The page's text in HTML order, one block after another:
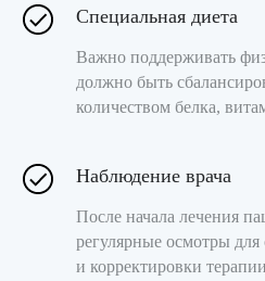
Специальная диета
Важно поддерживать
должно быть
количеством белка,
Наблюдение врача
После начала лечения
регулярные осмотры
и корректировки
Контакты
Цены
Наши специалисты